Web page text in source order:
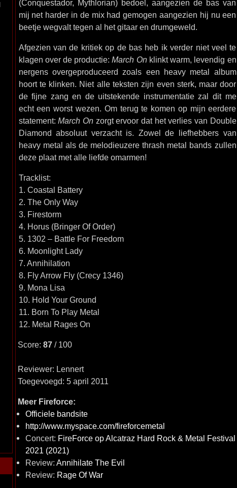
(Conquestador, Mythlorian) bedoel, aangezien de bas van
mij net harder in de mix had gemogen aangezien hij nu een
beetje wegvalt tegen al het gitaar en drumgeweld.
Afgezien van de kritiek op de bas heb ik verder niet veel te
klagen over de productie:March Onklinkt warm, levendig en
nergens overgeproduceerd zoals een heavy metal album
hoort te klinken. Niet alle teksten zijn even sterk, maar door
de fijne zang en de uitstekende instrumentatie zal dit me
echt een worst wezen. Om terug te komen op mijn eerdere
statement:March Onzorgt ervoor dat het verlies van Double
Diamond absoluut verzacht is. Zowel de liefhebbers van
heavy metal als de melodieuzere thrash metal bands zullen
deze plaat met alle liefde omarmen!
Tracklist:
1. Coastal Battery
2. The Only Way
3. Firestorm
4. Horus (Bringer Of Order)
5. 1302 – Battle For Freedom
6. Moonlight Lady
7. Annihilation
8. Fly Arrow Fly (Crecy 1346)
9. Mona Lisa
10. Hold Your Ground
11. Born To Play Metal
12. Metal Rages On
Score: 87/ 100
Reviewer: Lennert
Toegevoegd: 5 april 2011
Meer Fireforce:
Officiele bandsite
http://www.myspace.com/fireforcemetal
Concert: FireForce op Alcatraz Hard Rock & Metal Festival
2021 (2021)
Review: Annihilate The Evil
Review: Rage Of War